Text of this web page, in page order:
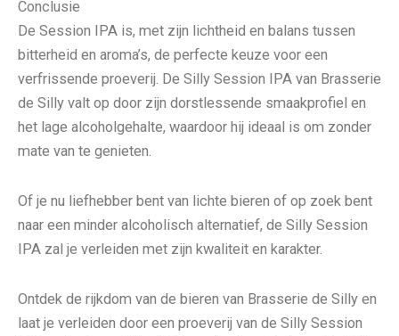
Conclusie
De Session IPA is, met zijn lichtheid en balans tussen
bitterheid en aroma’s, de perfecte keuze voor een
verfrissende proeverij. De Silly Session IPA van Brasserie
de Silly valt op door zijn dorstlessende smaakprofiel en
het lage alcoholgehalte, waardoor hij ideaal is om zonder
mate van te genieten.
Of je nu liefhebber bent van lichte bieren of op zoek bent
naar een minder alcoholisch alternatief, de Silly Session
IPA zal je verleiden met zijn kwaliteit en karakter.
Ontdek de rijkdom van de bieren van Brasserie de Silly en
laat je verleiden door een proeverij van de Silly Session